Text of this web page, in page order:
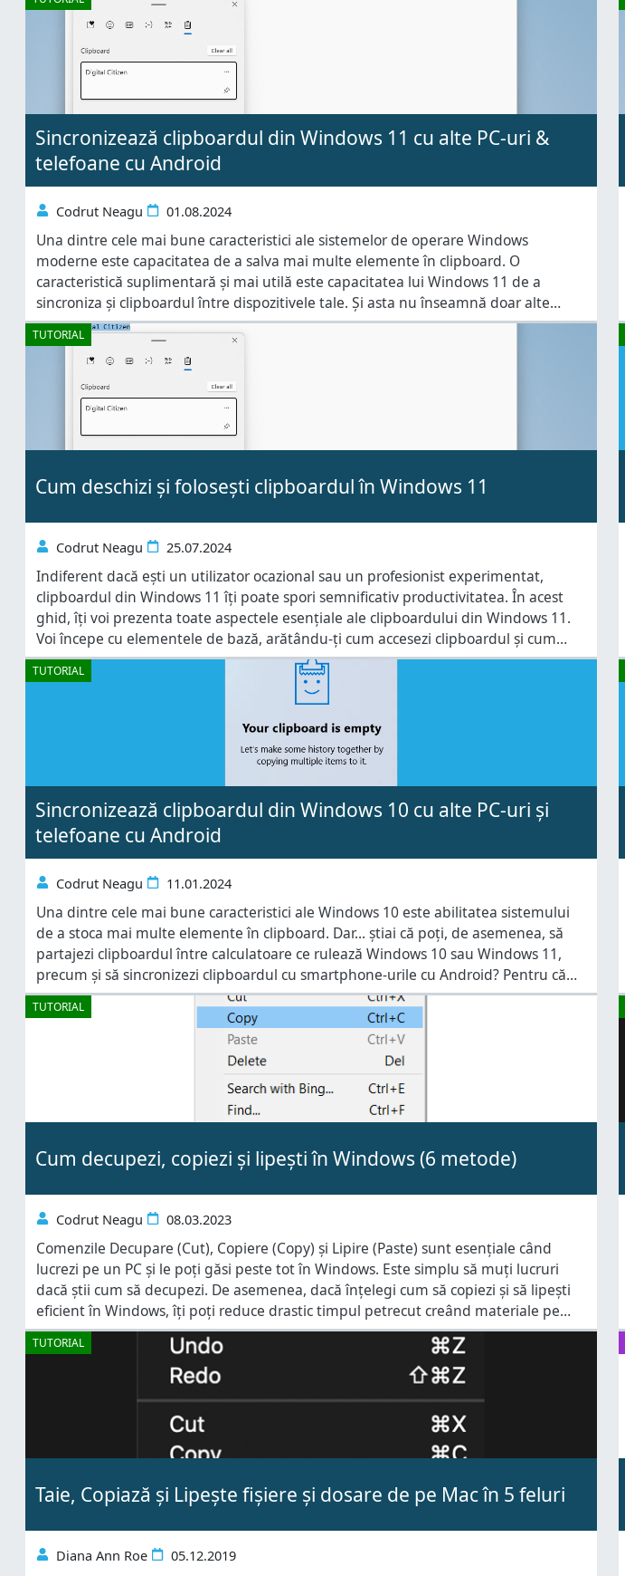
Sincronizează clipboardul din Windows 11 cu alte PC-uri &
telefoane cu Android
Codrut Neagu 01.08.2024
Una dintre cele mai bune caracteristici ale sistemelor de operare Windows
moderne este capacitatea de a salva mai multe elemente în clipboard. O
caracteristică suplimentară și mai utilă este capacitatea lui Windows 11 de a
sincroniza și clipboardul între dispozitivele tale. Și asta nu înseamnă doar alte
calculatoare cu Windows 11 sau Windows 10, ci și smartphone-uri Samsung Galaxy
și alte dispozitive cu Android.
TUTORIAL
Cum deschizi și folosești clipboardul în Windows 11
Codrut Neagu 25.07.2024
Indiferent dacă ești un utilizator ocazional sau un profesionist experimentat,
clipboardul din Windows 11 îți poate spori semnificativ productivitatea. În acest
ghid, îți voi prezenta toate aspectele esențiale ale clipboardului din Windows 11.
Voi începe cu elementele de bază, arătându-ți cum accesezi clipboardul și cum
adaugi text sau imagini în acesta. Apoi, îți voi arăta cum lipești conținut și cum
lucrezi cu istoricul clipboardului,
TUTORIAL
Sincronizează clipboardul din Windows 10 cu alte PC-uri și
telefoane cu Android
Codrut Neagu 11.01.2024
Una dintre cele mai bune caracteristici ale Windows 10 este abilitatea sistemului
de a stoca mai multe elemente în clipboard. Dar... știai că poți, de asemenea, să
partajezi clipboardul între calculatoare ce rulează Windows 10 sau Windows 11,
precum și să sincronizezi clipboardul cu smartphone-urile cu Android? Pentru că
da, poți! Totuși, pentru ca sincronizarea clipboardului să funcționeze, trebuie să
folosești același cont Microsoft
TUTORIAL
Cum decupezi, copiezi și lipești în Windows (6 metode)
Codrut Neagu 08.03.2023
Comenzile Decupare (Cut), Copiere (Copy) și Lipire (Paste) sunt esențiale când
lucrezi pe un PC și le poți găsi peste tot în Windows. Este simplu să muți lucruri
dacă știi cum să decupezi. De asemenea, dacă înțelegi cum să copiezi și să lipești
eficient în Windows, îți poți reduce drastic timpul petrecut creând materiale pe
calculatorul sau dispozitivul tău. Acest tutorial ilustrează mai multe
TUTORIAL
Taie, Copiază și Lipește fișiere și dosare de pe Mac în 5 feluri
Diana Ann Roe 05.12.2019